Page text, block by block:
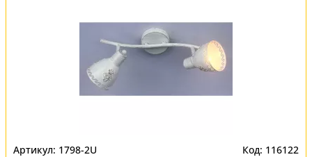
1798-2U 116122